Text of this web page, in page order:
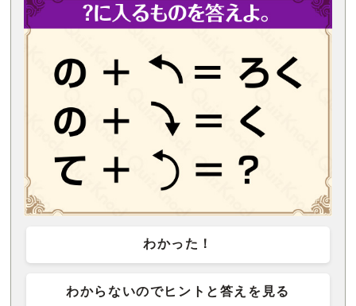
わかった！
わからないのでヒントと答えを見る